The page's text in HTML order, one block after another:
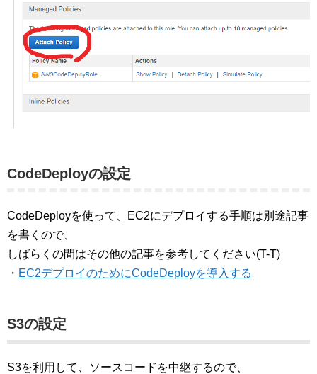
CodeDeployの設定
CodeDeployを使って、EC2にデプロイする手順は別途記事
を書くので、
しばらくの間はその他の記事を参考してください(T-T)
・ EC2デプロイのためにCodeDeployを導入する
S3の設定
S3を利用して、ソースコードを中継するので、